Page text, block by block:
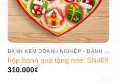
hộp bánh quà tặng noel SN469
310.000₫